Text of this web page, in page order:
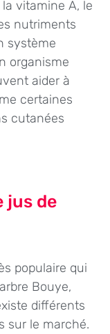
vitamine A, le
nutriments
système
organisme
aider à
certaines
cutanées
jus de
populaire qui
Bouye,
différents
sur le marché.